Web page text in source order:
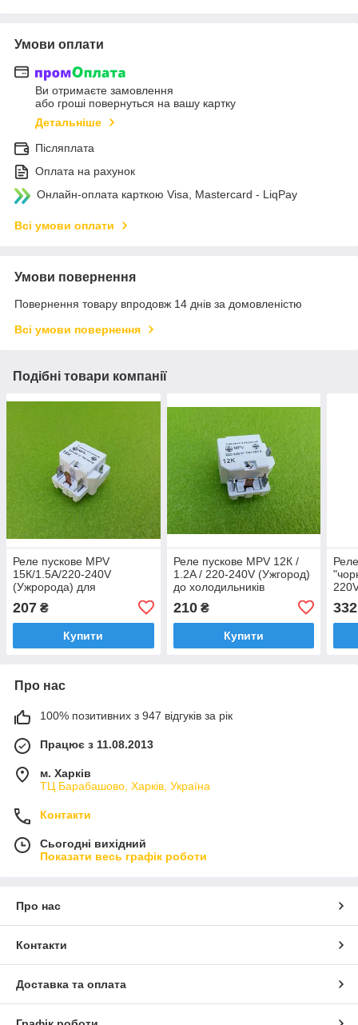
Умови оплати
Ви отримаєте замовлення
або гроші повернуться на вашу картку
Детальніше
Післяплата
Оплата на рахунок
Онлайн-оплата карткою Visa, Mastercard - LiqPay
Всі умови оплати
Умови повернення
Повернення товару впродовж 14 днів за домовленістю
Всі умови повернення
Подібні товари компанії
Реле пускове MPV
15К/1.5A/220-240V
(Ужророда) для
207 ₴
Купити
Реле пускове MPV 12К /
1.2A / 220-240V (Ужгород)
до холодильників
210₴
Купити
332
Про нас
100% позитивних з 947 відгуків за рік
Працює з 11.08.2013
м. Харків
ТЦ Барабашово, Харків, Україна
Контакти
Сьогодні вихідний
Показати весь графік роботи
Про нас
Контакти
Доставка та оплата